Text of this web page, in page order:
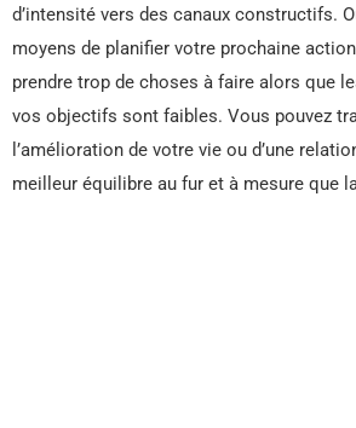
d’intensité vers des canaux constructifs.
moyens de planifier votre prochaine
prendre trop de choses à faire alors que
vos objectifs sont faibles. Vous pouvez
l’amélioration de votre vie ou d’une
meilleur équilibre au fur et à mesure que